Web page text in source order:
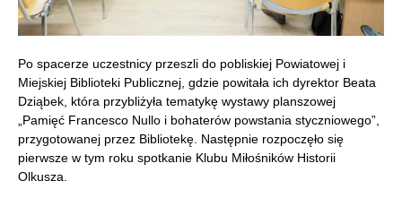
Po spacerze uczestnicy przeszli do pobliskiej Powiatowej i
Miejskiej Biblioteki Publicznej, gdzie powitała ich dyrektor Beata
Dziąbek, która przybliżyła tematykę wystawy planszowej
„Pamięć Francesco Nullo i bohaterów powstania styczniowego”,
przygotowanej przez Bibliotekę. Następnie rozpoczęło się
pierwsze w tym roku spotkanie Klubu Miłośników Historii
Olkusza.